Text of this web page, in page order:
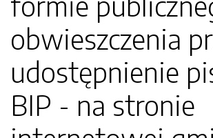
obwieszczenia
udostępnienie
BIP - na stronie